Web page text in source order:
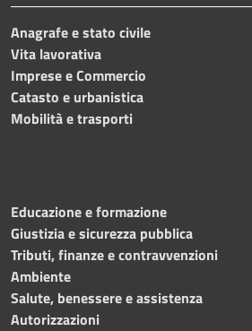
Anagrafe e stato civile
Vita lavorativa
Imprese e Commercio
Catasto e urbanistica
Mobilità e trasporti
Educazione e formazione
Giustizia e sicurezza pubblica
Tributi, finanze e contravvenzioni
Ambiente
Salute, benessere e assistenza
Autorizzazioni